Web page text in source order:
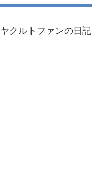
ヤクルトファンの日記